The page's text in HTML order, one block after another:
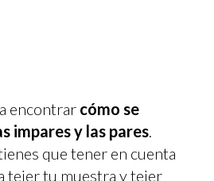
encontrar cómo se
impares y las pares.
que tener en cuenta
tejer tu muestra y tejer